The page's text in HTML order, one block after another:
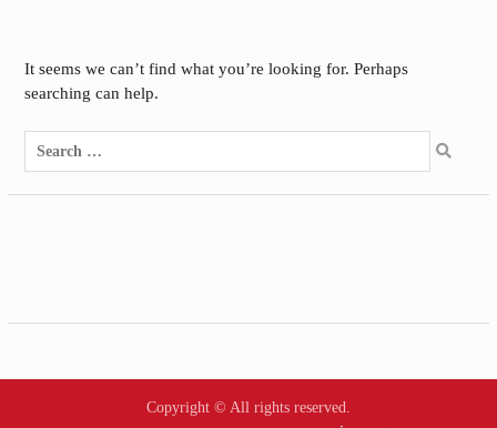
It seems we can’t find what you’re looking for. Perhaps
searching can help.
Search
for:
Copyright © All rights reserved.